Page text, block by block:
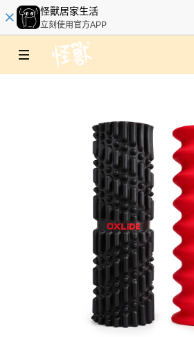
怪獸居家生活
立刻使用官方APP